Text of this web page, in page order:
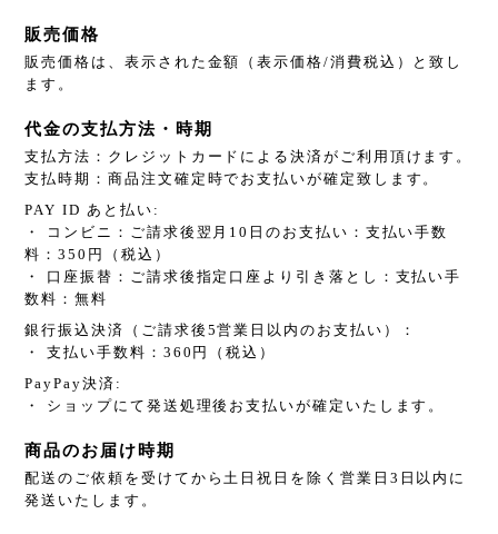
販売価格
販売価格は、表示された金額（表示価格/消費税込）と致し
ます。
代金の支払方法・時期
支払方法：クレジットカードによる決済がご利用頂けます。
支払時期：商品注文確定時でお支払いが確定致します。
PAY ID あと払い:
・ コンビニ：ご請求後翌月10日のお支払い：支払い手数
料：350円（税込）
・ 口座振替：ご請求後指定口座より引き落とし：支払い手
数料：無料
銀行振込決済（ご請求後5営業日以内のお支払い）：
・ 支払い手数料：360円（税込）
PayPay決済:
・ ショップにて発送処理後お支払いが確定いたします。
商品のお届け時期
配送のご依頼を受けてから土日祝日を除く営業日3日以内に
発送いたします。